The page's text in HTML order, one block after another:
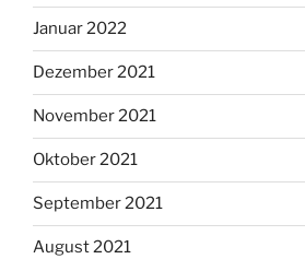
Januar 2022
Dezember 2021
November 2021
Oktober 2021
September 2021
August 2021